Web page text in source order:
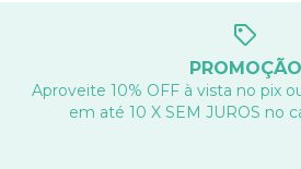
PROMOÇÃO
Aproveite 10% OFF à vista no pix
em até 10 X SEM JUROS no